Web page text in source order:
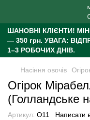
ШАНОВНІ КЛІЄНТИ!
— 350 грн. УВАГА:
1–3 РОБОЧИХ ДНІВ.
Насіння овочів
Огірок
(Голландське
Артикул: O11 Написати